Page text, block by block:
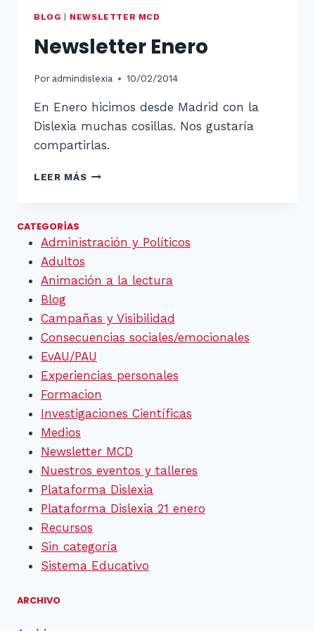
BLOG | NEWSLETTER MCD
Newsletter Enero
Por admindislexia 10/02/2014
En Enero hicimos desde Madrid con la
Dislexia muchas cosillas. Nos gustaría
compartirlas.
LEER MÁSNEWSLETTER
CATEGORÍAS
Administración y Políticos
Adultos
Animación a la lectura
Blog
Campañas y Visibilidad
Consecuencias sociales/emocionales
EvAU/PAU
Experiencias personales
Formacion
Investigaciones Científicas
Medios
Newsletter MCD
Nuestros eventos y talleres
Plataforma Dislexia
Plataforma Dislexia 21 enero
Recursos
Sin categoría
Sistema Educativo
ARCHIVO